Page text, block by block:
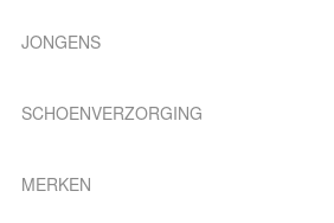
JONGENS
SCHOENVERZORGING
MERKEN